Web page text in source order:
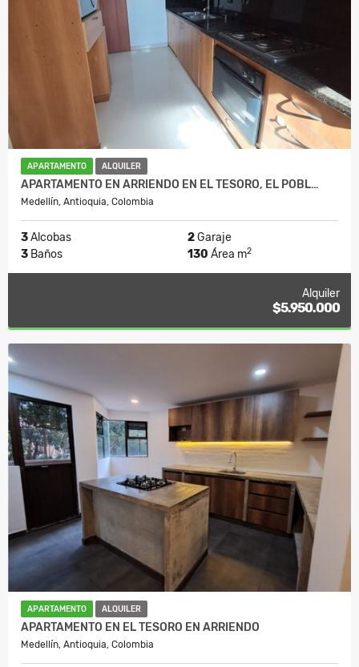
APARTAMENTO ALQUILER
APARTAMENTO EN ARRIENDO EN EL TESORO, EL POBL…
Medellín, Antioquia, Colombia
3Alcobas 2Garaje
3 Baños 130 Área m2
Alquiler
$5.950.000
APARTAMENTO ALQUILER
APARTAMENTO EN EL TESORO EN ARRIENDO
Medellín, Antioquia, Colombia